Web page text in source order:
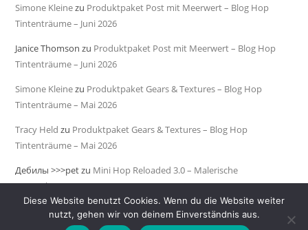
Simone Kleinezu Produktpaket Post mit Meerwert – Blog Hop
Tintenträume – Juni 2026
Janice Thomson zu Produktpaket Post mit Meerwert – Blog Hop
Tintenträume – Juni 2026
Simone Kleinezu Produktpaket Gears & Textures – Blog Hop
Tintenträume – Mai 2026
Tracy Held zu Produktpaket Gears & Textures – Blog Hop
Tintenträume – Mai 2026
Дебилы >>>petzu Mini Hop Reloaded 3.0 – Malerische
Meeresküste
Diese Website benutzt Cookies. Wenn du die Website weiter
nutzt, gehen wir von deinem Einverständnis aus.